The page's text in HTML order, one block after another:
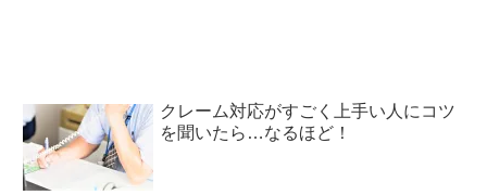
クレーム対応がすごく上手い人にコツ
を聞いたら…なるほど！